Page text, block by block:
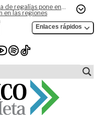
de regalías pone en
en las regiones
Enlaces rápidos